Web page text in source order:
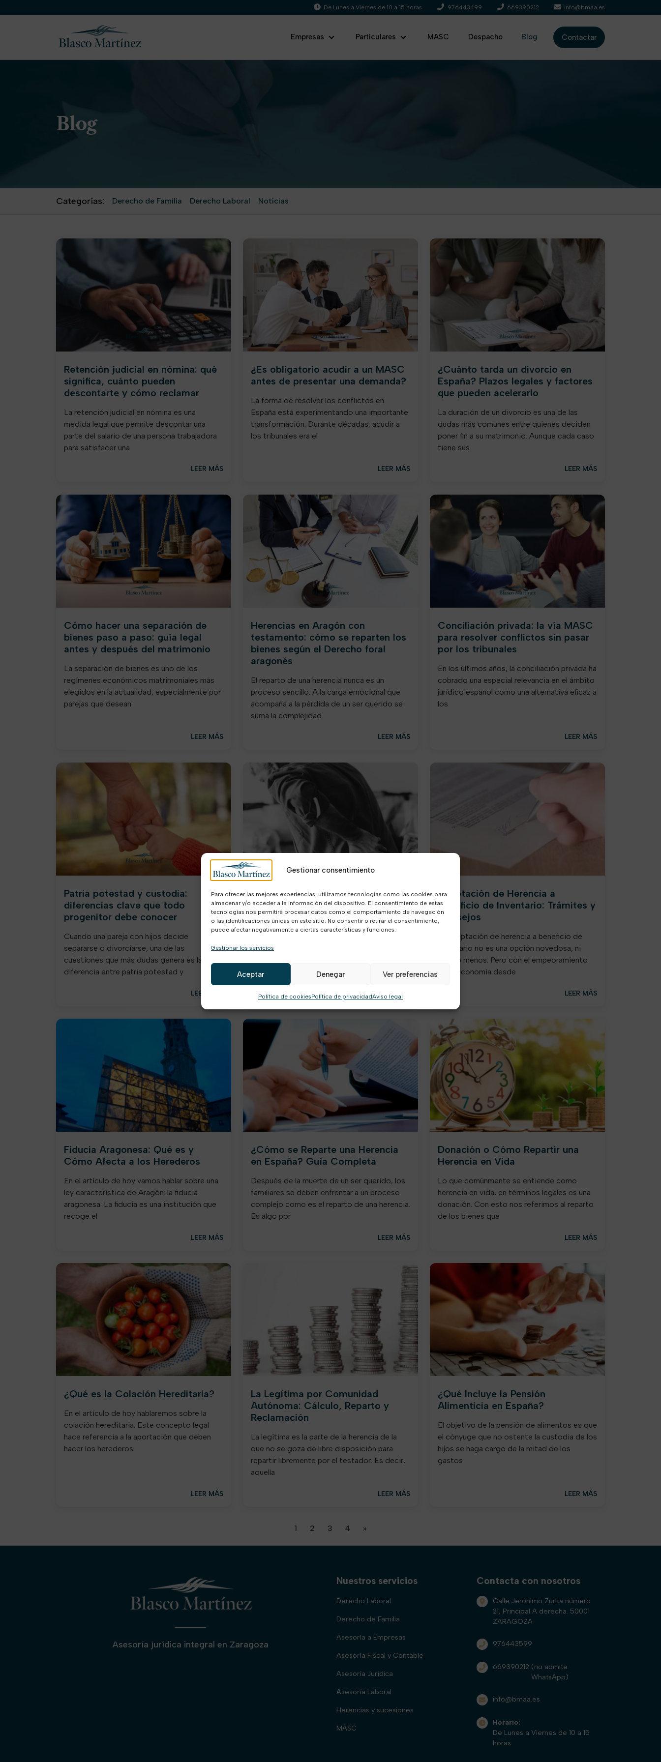
Gestionar consentimiento
Para ofrecer las mejores experiencias, utilizamos tecnologías como las cookies para
almacenar y/o acceder a la información del dispositivo. El consentimiento de estas
tecnologías nos permitirá procesar datos como el comportamiento de navegación
o las identificaciones únicas en este sitio. No consentir o retirar el consentimiento,
puede afectar negativamente a ciertas características y funciones.
Gestionar los servicios
Aceptar Denegar Ver preferencias
Política de cookiesPolítica de privacidadAviso legal
De Lunes a Viernes de 10 a 15 horas 976443499 669390212 info@bmaa.es
Empresas Particulares MASC Despacho Blog Contactar
Blog
Categorías: Derecho de Familia Derecho Laboral Noticias
Retención judicial en nómina: qué
significa, cuánto pueden
descontarte y cómo reclamar
La retención judicial en nómina es una
medida legal que permite descontar una
parte del salario de una persona trabajadora
para satisfacer una
LEER MÁS
¿Es obligatorio acudir a un MASC
antes de presentar una demanda?
La forma de resolver los conflictos en
España está experimentando una importante
transformación. Durante décadas, acudir a
los tribunales era el
LEER MÁS
¿Cuánto tarda un divorcio en
España? Plazos legales y factores
que pueden acelerarlo
La duración de un divorcio es una de las
dudas más comunes entre quienes deciden
poner fin a su matrimonio. Aunque cada caso
tiene sus
LEER MÁS
Cómo hacer una separación de
bienes paso a paso: guía legal
antes y después del matrimonio
La separación de bienes es uno de los
regímenes económicos matrimoniales más
elegidos en la actualidad, especialmente por
parejas que desean
LEER MÁS
Herencias en Aragón con
testamento: cómo se reparten los
bienes según el Derecho foral
aragonés
El reparto de una herencia nunca es un
proceso sencillo. A la carga emocional que
acompaña a la pérdida de un ser querido se
suma la complejidad
LEER MÁS
Conciliación privada: la vía MASC
para resolver conflictos sin pasar
por los tribunales
En los últimos años, la conciliación privada ha
cobrado una especial relevancia en el ámbito
jurídico español como una alternativa eficaz a
los
LEER MÁS
Patria potestad y custodia:
diferencias clave que todo
progenitor debe conocer
Cuando una pareja con hijos decide
separarse o divorciarse, una de las
cuestiones que más dudas genera es la
diferencia entre patria potestad y
LEER MÁS
Incapacidad Permanente Total
Cualificada: Características y
Trámites
se concede a los trabajadores que, habiendo
por incapacidad
LEER MÁS
Aceptación de Herencia a
Beneficio de Inventario: Trámites y
Consejos
La aceptación de herencia a beneficio de
inventario no es una opción novedosa, ni
mucho menos. Pero con el empeoramiento
de la economía desde
LEER MÁS
Fiducia Aragonesa: Qué es y
Cómo Afecta a los Herederos
En el artículo de hoy vamos hablar sobre una
ley característica de Aragón: la fiducia
aragonesa. La fiducia es una institución que
recoge el
LEER MÁS
¿Cómo se Reparte una Herencia
en España? Guía Completa
Después de la muerte de un ser querido, los
familiares se deben enfrentar a un proceso
complejo como es el reparto de una herencia.
Es algo por
LEER MÁS
Donación o Cómo Repartir una
Herencia en Vida
Lo que comúnmente se entiende como
herencia en vida, en términos legales es una
donación. Con esto nos referimos al reparto
de los bienes que
LEER MÁS
¿Qué es la Colación Hereditaria?
En el artículo de hoy hablaremos sobre la
colación hereditaria. Este concepto legal
hace referencia a la aportación que deben
hacer los herederos
LEER MÁS
La Legítima por Comunidad
Autónoma: Cálculo, Reparto y
Reclamación
La legítima es la parte de la herencia de la
que no se goza de libre disposición para
repartir libremente por el testador. Es decir,
aquella
LEER MÁS
¿Qué Incluye la Pensión
Alimenticia en España?
El objetivo de la pensión de alimentos es que
el cónyuge que no ostente la custodia de los
hijos se haga cargo de la mitad de los
gastos
LEER MÁS
1 2 3 4
Next
»
Asesoría jurídica integral en Zaragoza
Nuestros servicios
Derecho Laboral
Derecho de Familia
Asesoría a Empresas
Asesoría Fiscal y Contable
Asesoría Jurídica
Asesoría Laboral
Herencias y sucesiones
MASC
Contacta con nosotros
Calle Jerónimo Zurita número
21, Principal A derecha. 50001
ZARAGOZA
976443599
669390212 (no admite
WhatsApp)
info@bmaa.es
Horario:
De Lunes a Viernes de 10 a 15
horas